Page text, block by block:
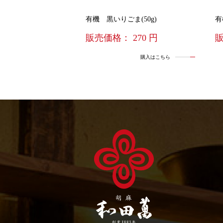
有機 黒いりごま(50g)
販売価格： 270 円
購入はこちら